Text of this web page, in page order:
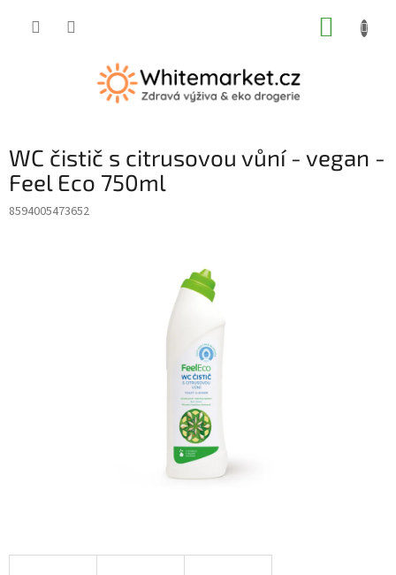
WC čistič s citrusovou vůní - vegan -
Feel Eco 750ml
8594005473652